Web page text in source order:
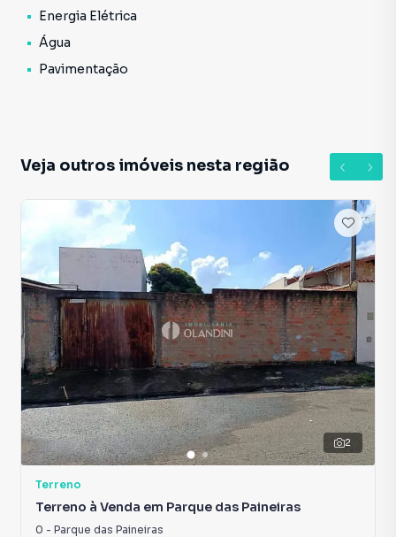
Energia Elétrica
Água
Pavimentação
Veja outros imóveis nesta região
2
Terreno
Terreno à Venda em Parque das Paineiras
0 - Parque das Paineiras